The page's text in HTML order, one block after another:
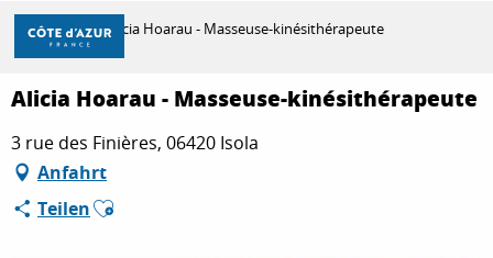
Aller
contenu
principal
ENTDECKEN
ZU TUN
Startseite Alicia Hoarau - Masseuse-kinésithérapeute
Alicia Hoarau - Masseuse-kinésithérapeute
3 rue des Finières, 06420 Isola
Anfahrt
TeilenAjouter aux favoris